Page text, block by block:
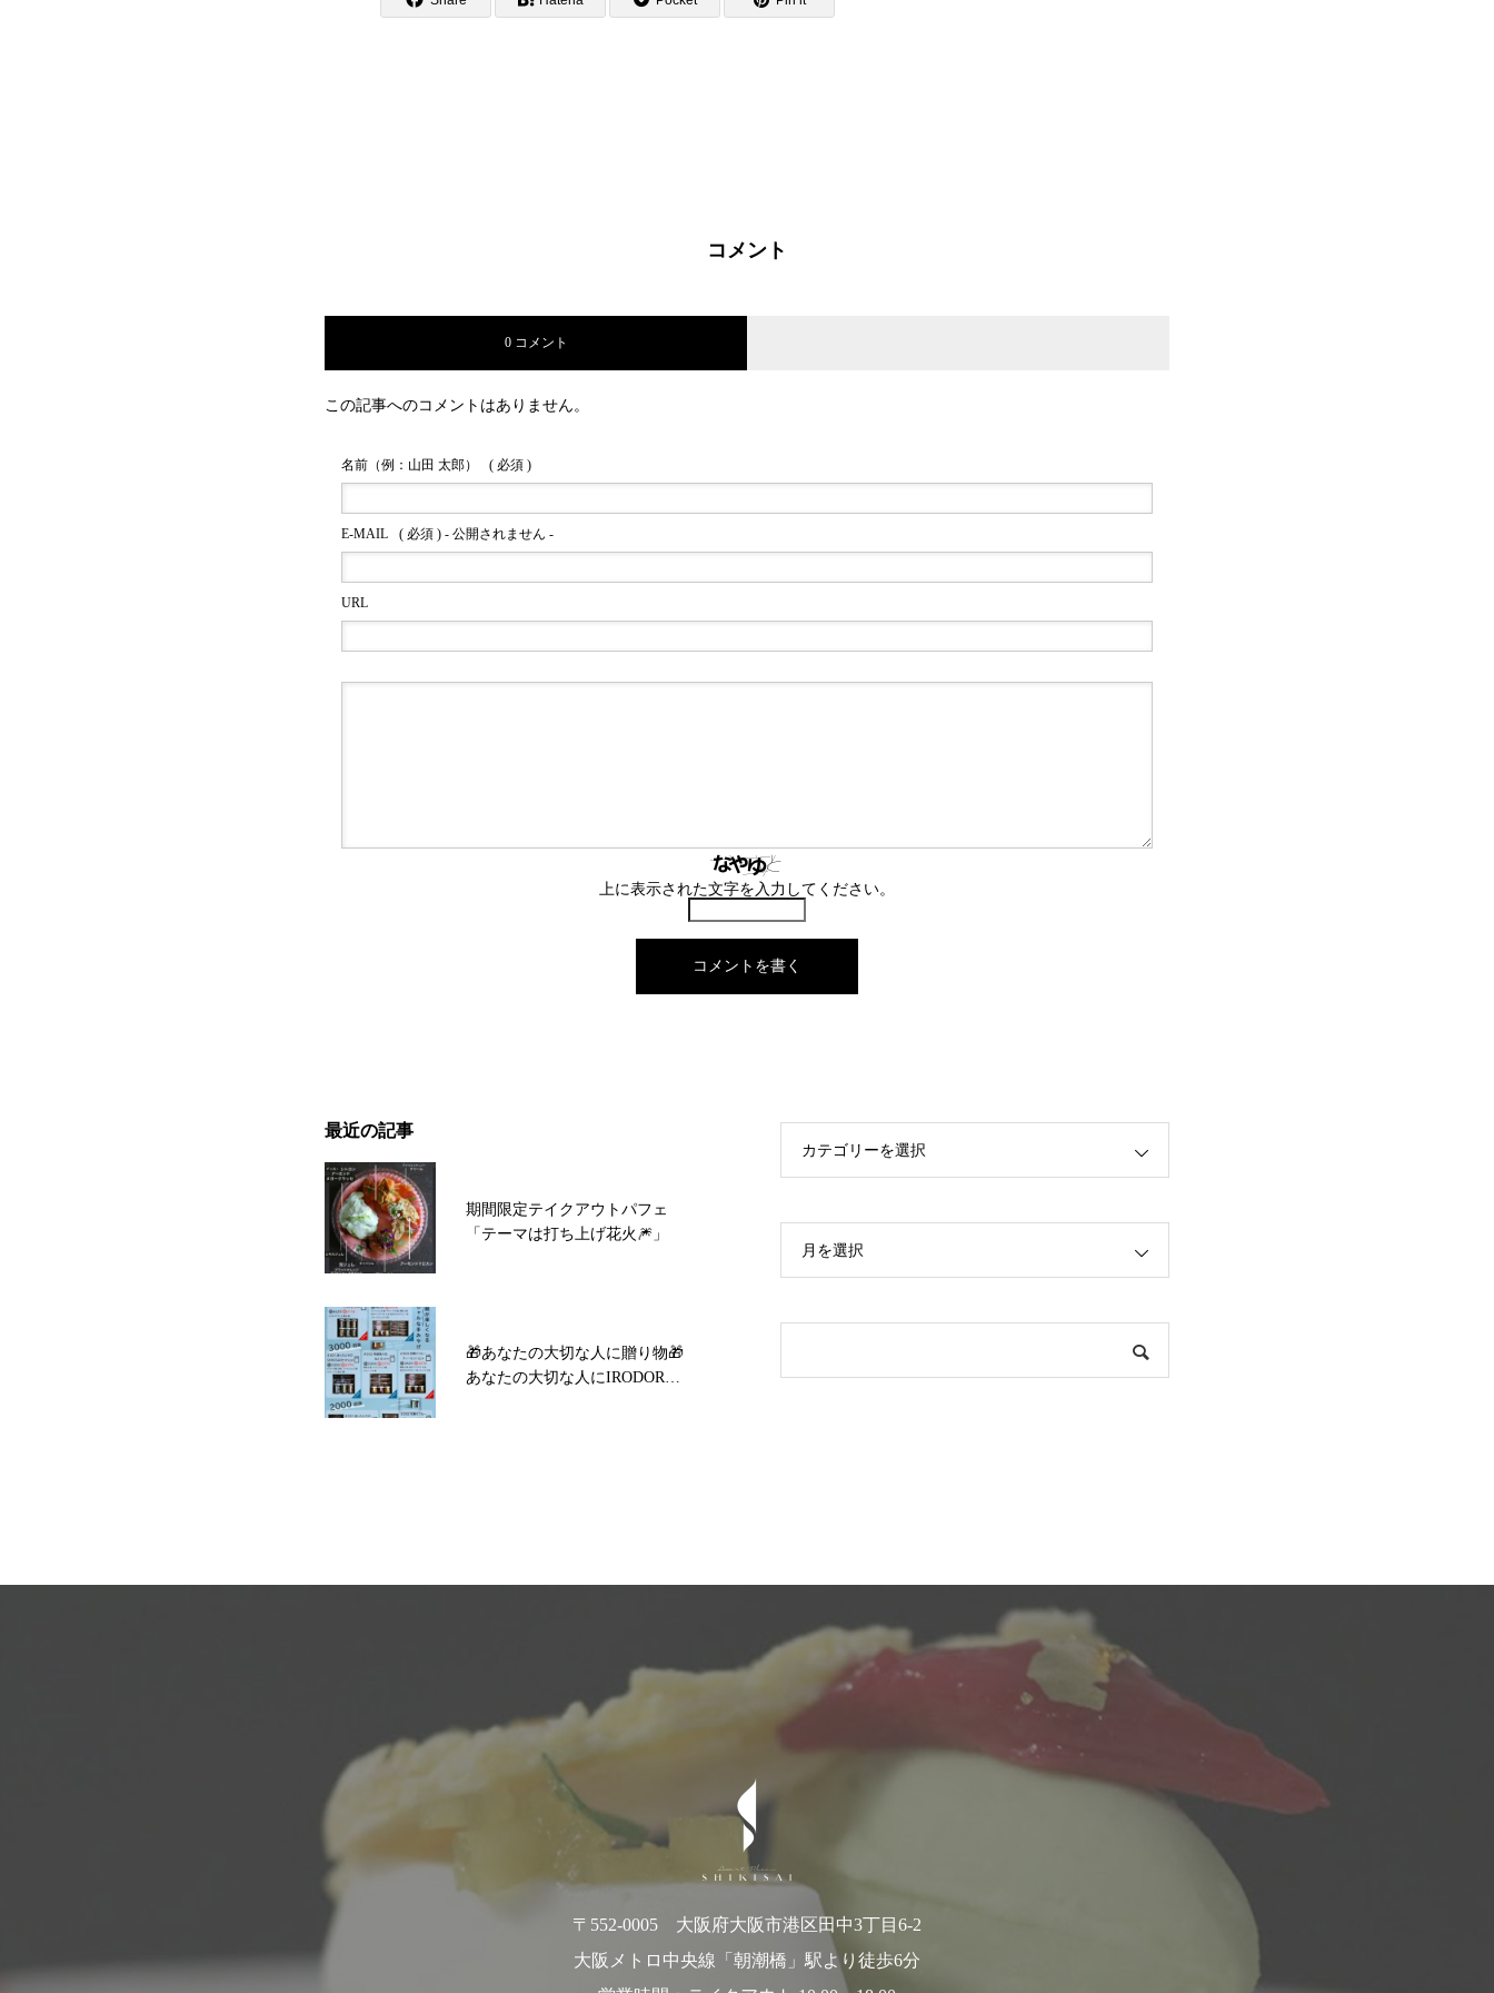
コメント
0 コメント
この記事へのコメントはありません。
名前（例：山田 太郎） ( 必須 )
E-MAIL ( 必須 ) - 公開されません -
URL
上に表示された文字を入力してください。
最近の記事
期間限定テイクアウトパフェ
「テーマは打ち上げ花火🎆」
🎁あなたの大切な人に贈り物🎁
あなたの大切な人にIRODORI
カテゴリーを選択
月を選択
〒552-0005 大阪府大阪市港区田中3丁目6-2
大阪メトロ中央線「朝潮橋」駅より徒歩6分